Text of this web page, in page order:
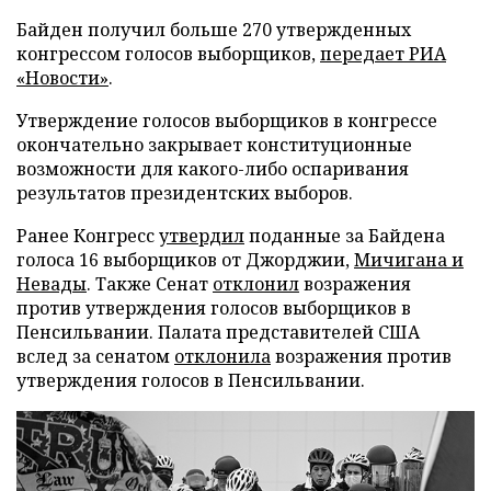
Байден получил больше 270 утвержденных
конгрессом голосов выборщиков,передаетРИА
«Новости».
Утверждение голосов выборщиков в конгрессе
окончательно закрывает конституционные
возможности для какого-либо оспаривания
результатов президентских выборов.
Ранее Конгрессутвердилподанные за Байдена
голоса 16 выборщиков от Джорджии,Мичигана и
Невады. Также Сенат отклонилвозражения
против утверждения голосов выборщиков в
Пенсильвании. Палата представителей США
вслед за сенатом отклонилавозражения против
утверждения голосов в Пенсильвании.